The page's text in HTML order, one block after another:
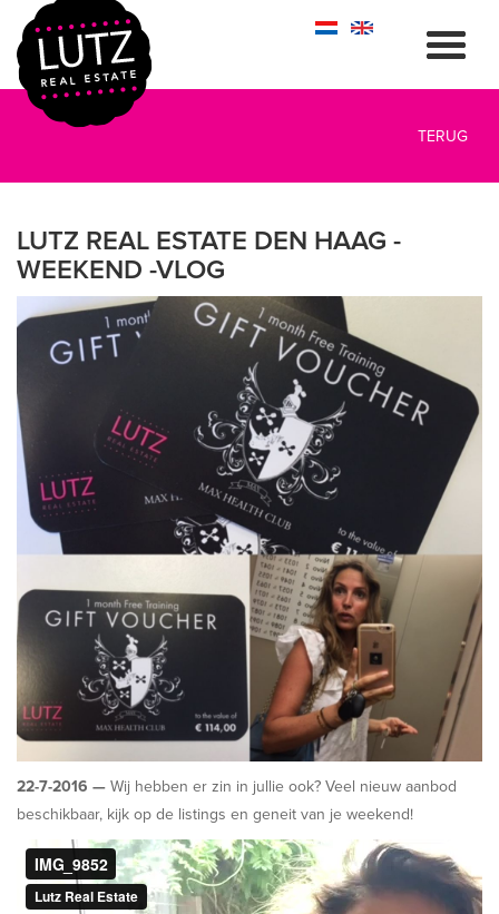
TERUG
LUTZ REAL ESTATE DEN HAAG -
WEEKEND -VLOG
22-7-2016 — Wij hebben er zin in jullie ook? Veel nieuw aanbod
beschikbaar, kijk op de listings en geneit van je weekend!